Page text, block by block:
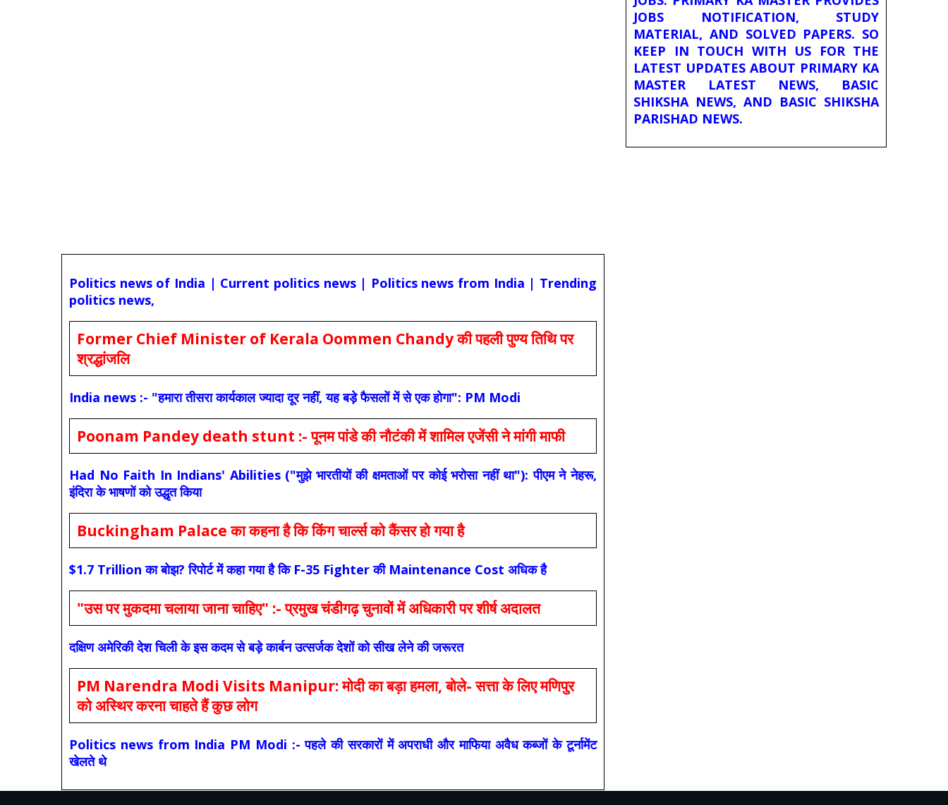
Politics news of India | Current politics news | Politics news from India | Trending
politics news,
Former Chief Minister of Kerala Oommen Chandy की पहली पुण्य तिथि पर
श्रद्धांजलि
India news :- "हमारा तीसरा कार्यकाल ज्यादा दूर नहीं, यह बड़े फैसलों में से एक होगा": PM Modi
Poonam Pandey death stunt :- पूनम पांडे की नौटंकी में शामिल एजेंसी ने मांगी माफी
Had No Faith In Indians' Abilities ("मुझे भारतीयों की क्षमताओं पर कोई भरोसा नहीं था"): पीएम ने नेहरू,
इंदिरा के भाषणों को उद्धृत किया
Buckingham Palace का कहना है कि किंग चार्ल्स को कैंसर हो गया है
$1.7 Trillion का बोझ? रिपोर्ट में कहा गया है कि F-35 Fighter की Maintenance Cost अधिक है
"उस पर मुकदमा चलाया जाना चाहिए" :- प्रमुख चंडीगढ़ चुनावों में अधिकारी पर शीर्ष अदालत
दक्षिण अमेरिकी देश चिली के इस कदम से बड़े कार्बन उत्सर्जक देशों को सीख लेने की जरूरत
PM Narendra Modi Visits Manipur: मोदी का बड़ा हमला, बोले- सत्ता के लिए मणिपुर
को अस्थिर करना चाहते हैं कुछ लोग
Politics news from India PM Modi :- पहले की सरकारों में अपराधी और माफिया अवैध कब्जों के टूर्नामेंट
खेलते थे
JOBS NOTIFICATION, STUDY
MATERIAL, AND SOLVED PAPERS. SO
KEEP IN TOUCH WITH US FOR THE
LATEST UPDATES ABOUT PRIMARY KA
MASTER LATEST NEWS, BASIC
SHIKSHA NEWS, AND BASIC SHIKSHA
PARISHAD NEWS.